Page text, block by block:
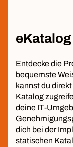
eKatalog
Entdecke die
bequemste
kannst du
Katalog
deine IT-
dich bei der
statischen